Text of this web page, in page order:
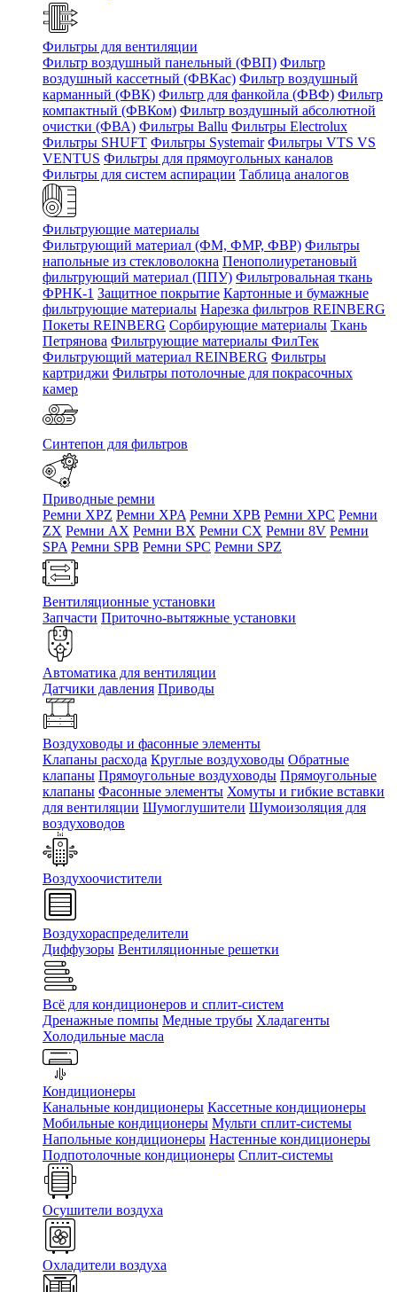
Фильтры для вентиляции
Фильтр воздушный панельный (ФВП) Фильтр
воздушный кассетный (ФВКас) Фильтр воздушный
карманный (ФВК) Фильтр для фанкойла (ФВФ) Фильтр
компактный (ФВКом) Фильтр воздушный абсолютной
очистки (ФВА) Фильтры Ballu Фильтры Electrolux
Фильтры SHUFT Фильтры Systemair Фильтры VTS VS
VENTUS Фильтры для прямоугольных каналов
Фильтры для систем аспирации Таблица аналогов
Фильтрующие материалы
Фильтрующий материал (ФМ, ФМР, ФВР) Фильтры
напольные из стекловолокна Пенополиуретановый
фильтрующий материал (ППУ) Фильтровальная ткань
ФРНК-1 Защитное покрытие Картонные и бумажные
фильтрующие материалы Нарезка фильтров REINBERG
Покеты REINBERG Сорбирующие материалы Ткань
Петрянова Фильтрующие материалы ФилТек
Фильтрующий материал REINBERG Фильтры
картриджи Фильтры потолочные для покрасочных
камер
Синтепон для фильтров
Приводные ремни
Ремни XPZ Ремни XPA Ремни XPB Ремни XPC Ремни
ZX Ремни AX Ремни BX Ремни CX Ремни 8V Ремни
SPA Ремни SPB Ремни SPC Ремни SPZ
Вентиляционные установки
Запчасти Приточно-вытяжные установки
Автоматика для вентиляции
Датчики давления Приводы
Воздуховоды и фасонные элементы
Клапаны расхода Круглые воздуховоды Обратные
клапаны Прямоугольные воздуховоды Прямоугольные
клапаны Фасонные элементы Хомуты и гибкие вставки
для вентиляции Шумоглушители Шумоизоляция для
воздуховодов
Воздухоочистители
Воздухораспределители
Диффузоры Вентиляционные решетки
Всё для кондиционеров и сплит-систем
Дренажные помпы Медные трубы Хладагенты
Холодильные масла
Кондиционеры
Канальные кондиционеры Кассетные кондиционеры
Мобильные кондиционеры Мульти сплит-системы
Напольные кондиционеры Настенные кондиционеры
Подпотолочные кондиционеры Сплит-системы
Осушители воздуха
Охладители воздуха